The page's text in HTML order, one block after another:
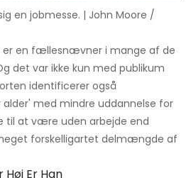
en jobmesse. | John Moore /
er en fællesnævner i mange af de
det var ikke kun med publikum
identificerer også
med mindre uddannelse for
til at være uden arbejde end
forskelligartet delmængde af
Er Han